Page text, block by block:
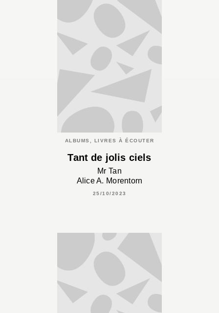
ALBUMS, LIVRES À ÉCOUTER
Tant de jolis ciels
Mr Tan
Alice A. Morentorn
25/10/2023